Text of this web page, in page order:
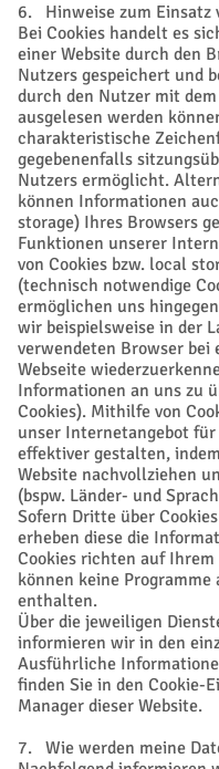
6. Hinweise zum Einsatz
Bei Cookies handelt es
einer Website durch den
Nutzers gespeichert und
durch den Nutzer mit
ausgelesen werden
charakteristische
gegebenenfalls
Nutzers ermöglicht.
können Informationen
storage) Ihres Browsers
Funktionen unserer
von Cookies bzw. local
(technisch notwendige
ermöglichen uns
wir beispielsweise in der
verwendeten Browser bei
Webseite
Informationen an uns zu
Cookies). Mithilfe von
unser Internetangebot
effektiver gestalten,
Website nachvollziehen
(bspw. Länder- und
Sofern Dritte über
erheben diese die
Cookies richten auf Ihrem
können keine
enthalten.
Über die jeweiligen
informieren wir in den
Ausführliche
finden Sie in den Cookie-
Manager dieser Website.
7. Wie werden meine